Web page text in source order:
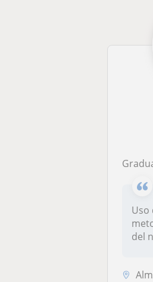
Graduada
Uso
del